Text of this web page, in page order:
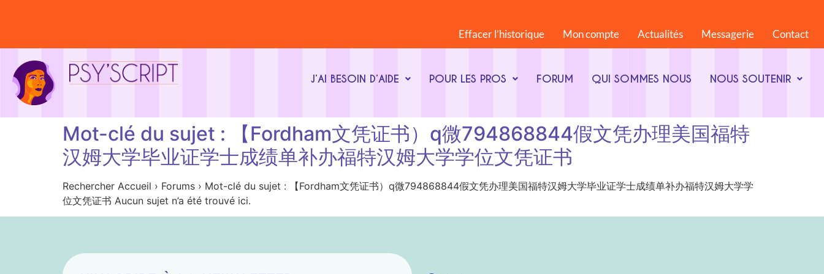
Effacer l’historique Mon compte Actualités Messagerie Contact
J’AI BESOIN D’AIDE POUR LES PROS FORUM QUI SOMMES NOUS NOUS SOUTENIR
Mot-clé du sujet : 【Fordham文凭证书）q微794868844假文凭办理美国福特
汉姆大学毕业证学士成绩单补办福特汉姆大学学位文凭证书
Rechercher Accueil › Forums › Mot-clé du sujet : 【Fordham文凭证书）q微794868844假文凭办理美国福特汉姆大学毕业证学士成绩单补办福特汉姆大学学
位文凭证书 Aucun sujet n’a été trouvé ici.